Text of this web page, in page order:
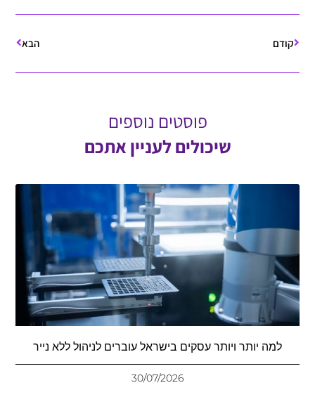
קודם הבא
פוסטים נוספים
שיכולים לעניין אתכם
למה יותר ויותר עסקים בישראל עוברים לניהול ללא נייר
30/07/2026